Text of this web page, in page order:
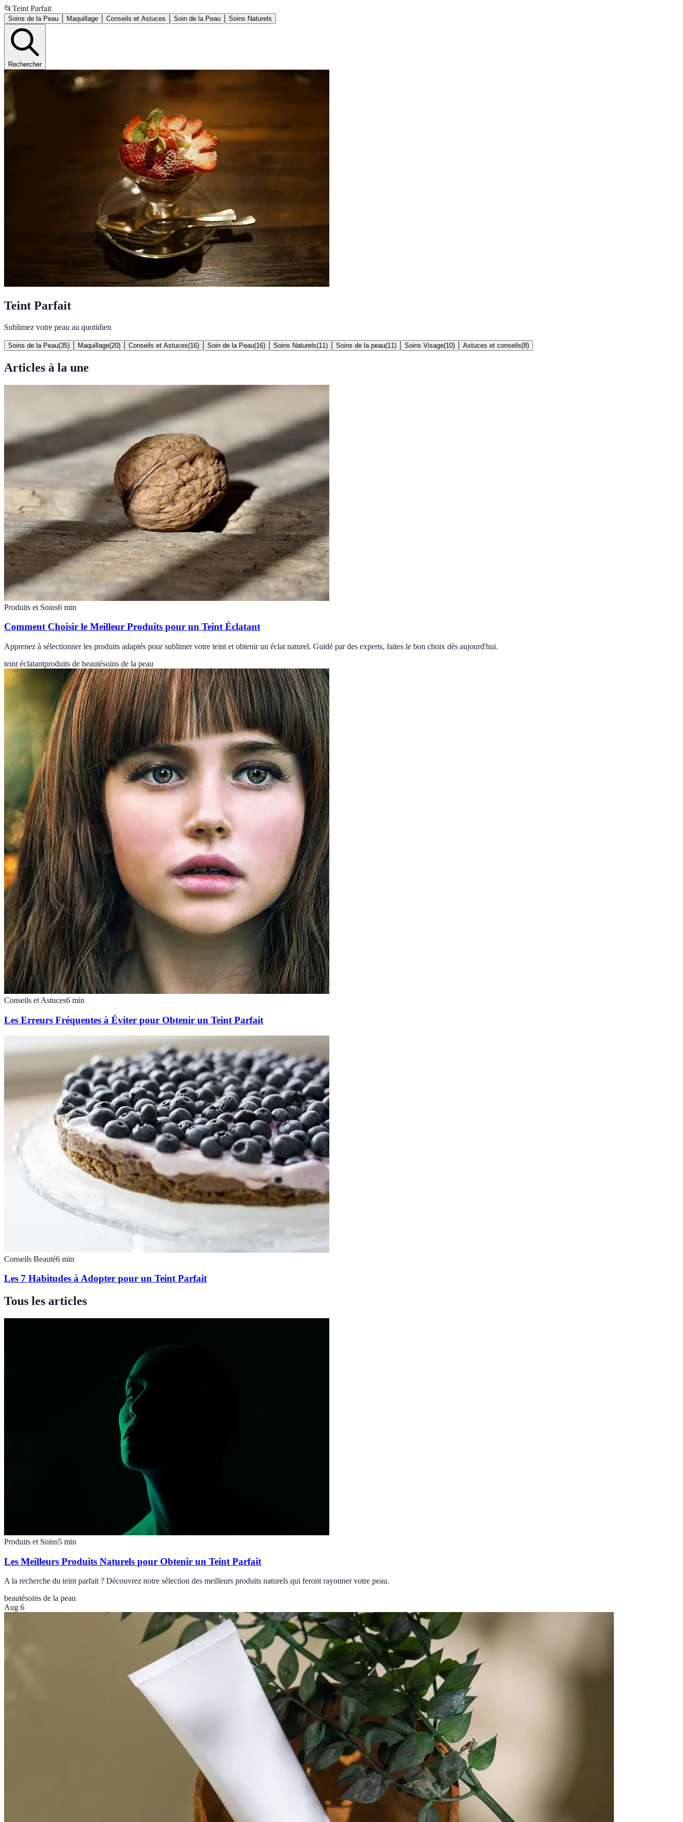
📂 Teint Parfait
Soins de la Peau Maquillage Conseils et Astuces Soin de la Peau Soins Naturels
Rechercher
Teint Parfait
Sublimez votre peau au quotidien
Soins de la Peau(35) Maquillage(20) Conseils et Astuces(16) Soin de la Peau(16) Soins Naturels(11 ) Soins de la peau(11 ) Soins Visage(10) Astuces et conseils(8)
Articles à la une
Produits et Soins6 min
Comment Choisir le Meilleur Produits pour un Teint Éclatant
Apprenez à sélectionner les produits adaptés pour sublimer votre teint et obtenir un éclat naturel. Guidé par des experts, faites le bon choix dès aujourd'hui.
teint éclatantproduits de beautésoins de la peau
Conseils et Astuces6 min
Les Erreurs Fréquentes à Éviter pour Obtenir un Teint Parfait
Conseils Beauté6 min
Les 7 Habitudes à Adopter pour un Teint Parfait
Tous les articles
Produits et Soins5 min
Les Meilleurs Produits Naturels pour Obtenir un Teint Parfait
A la recherche du teint parfait ? Découvrez notre sélection des meilleurs produits naturels qui feront rayonner votre peau.
beautésoins de la peau
Aug 6